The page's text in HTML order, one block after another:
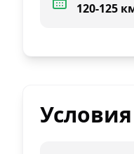
120-125